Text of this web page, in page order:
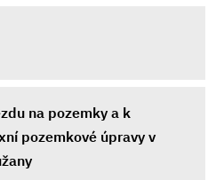
na pozemky a k
pozemkové úpravy v